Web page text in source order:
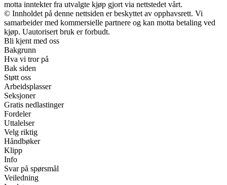
motta inntekter fra utvalgte kjøp gjort via nettstedet vårt.
© Innholdet på denne nettsiden er beskyttet av opphavsrett. Vi
samarbeider med kommersielle partnere og kan motta betaling ved
kjøp. Uautorisert bruk er forbudt.
Bli kjent med oss
Bakgrunn
Hva vi tror på
Bak siden
Støtt oss
Arbeidsplasser
Seksjoner
Gratis nedlastinger
Fordeler
Uttalelser
Velg riktig
Håndbøker
Klipp
Info
Svar på spørsmål
Veiledning